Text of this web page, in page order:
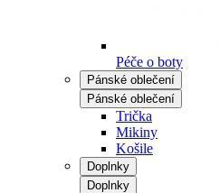
Péče o boty
Pánské oblečení
Pánské oblečení
Trička
Mikiny
Košile
Doplnky
Doplnky